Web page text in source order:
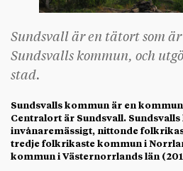
Sundsvall är en tätort som
Sundsvalls kommun, och
stad.
Sundsvalls kommun är en
Centralort är Sundsvall.
invånaremässigt, nittonde
tredje folkrikaste kommun i
kommun i Västernorrlands län